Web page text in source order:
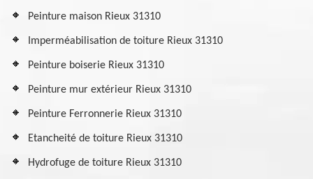
Peinture maison Rieux 31310
Imperméabilisation de toiture Rieux 31310
Peinture boiserie Rieux 31310
Peinture mur extérieur Rieux 31310
Peinture Ferronnerie Rieux 31310
Etancheité de toiture Rieux 31310
Hydrofuge de toiture Rieux 31310